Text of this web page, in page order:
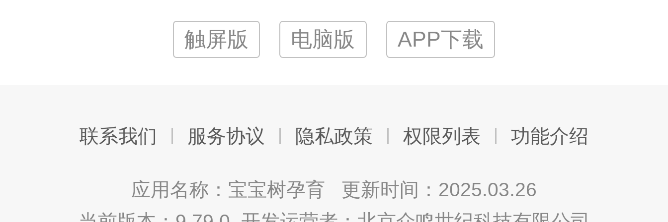
触屏版 电脑版 APP下载
联系我们 服务协议 隐私政策 权限列表 功能介绍
应用名称：宝宝树孕育 更新时间：2025.03.26